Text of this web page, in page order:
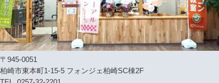
〒945-0051
柏崎市東本町1-15-5 フォンジェ柏崎SC棟2F